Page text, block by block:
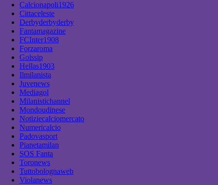
Calcionapoli1926
Cittaceleste
Derbyderbyderby
Fantamagazine
FCInter1908
Forzaroma
Golssip
Hellas1903
Ilmilanista
Juvenews
Mediagol
Milanistichannel
Mondoudinese
Notiziecalciomercato
Numericalcio
Padovasport
Pianetamilan
SOS Fanta
Toronews
Tuttobolognaweb
Violanews